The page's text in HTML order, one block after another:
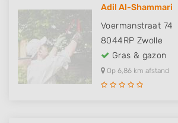
Adil Al-Shammari
Voermanstraat 74
8044RP Zwolle
Gras & gazon
Op 6,86 km afstand